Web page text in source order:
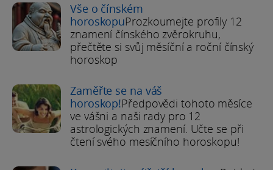
Vše o čínském
horoskopuProzkoumejte profily 12
znamení čínského zvěrokruhu,
přečtěte si svůj měsíční a roční čínský
horoskop
Zaměřte se na váš
horoskop!Předpovědi tohoto měsíce
ve vášni a naši rady pro 12
astrologických znamení. Učte se při
čtení svého mesíčního horoskopu!